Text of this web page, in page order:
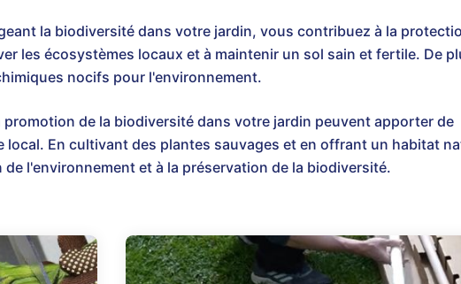
la biodiversité dans votre jardin, vous contribuez à la
les écosystèmes locaux et à maintenir un sol sain et fertile. De
nocifs pour l'environnement.
de la biodiversité dans votre jardin peuvent apporter de
En cultivant des plantes sauvages et en offrant un habitat
l'environnement et à la préservation de la biodiversité.